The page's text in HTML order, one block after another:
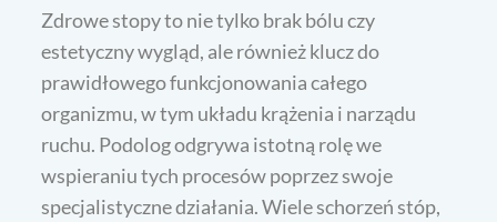
Zdrowe stopy to nie tylko brak bólu czy
estetyczny wygląd, ale również klucz do
prawidłowego funkcjonowania całego
organizmu, w tym układu krążenia i narządu
ruchu. Podolog odgrywa istotną rolę we
wspieraniu tych procesów poprzez swoje
specjalistyczne działania. Wiele schorzeń stóp,